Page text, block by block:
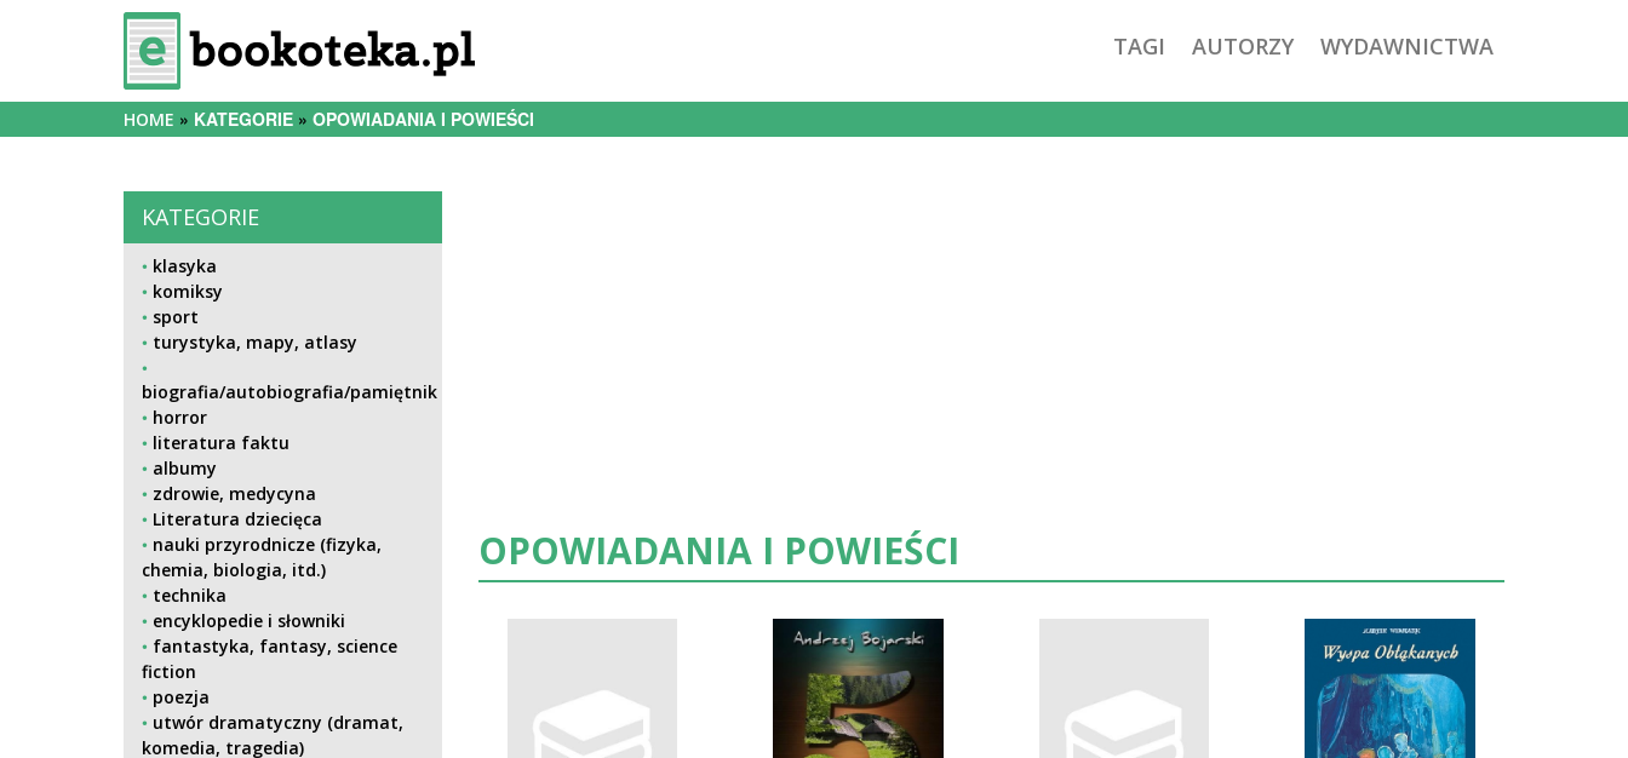
TAGI AUTORZY WYDAWNICTWA
HOME KATEGORIE OPOWIADANIA I POWIEŚCI
KATEGORIE
klasyka
komiksy
sport
turystyka, mapy, atlasy
biografia/autobiografia/pamiętnik
horror
literatura faktu
albumy
zdrowie, medycyna
Literatura dziecięca
nauki przyrodnicze (fizyka,
chemia, biologia, itd.)
technika
encyklopedie i słowniki
fantastyka, fantasy, science
fiction
poezja
utwór dramatyczny (dramat,
komedia, tragedia)
OPOWIADANIA I POWIEŚCI